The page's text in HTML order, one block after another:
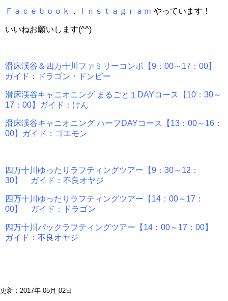
Ｆａｃｅｂｏｏｋ ， Ｉｎｓｔａｇｒａｍ やっています！
いいねお願いします(^^)
滑床渓谷＆四万十川ファミリーコンボ【9：00～17：00】
ガイド：ドラゴン・ドンピー
滑床渓谷キャニオニング まるごと１DAYコース【10：30～
17：00】ガイド：けん
滑床渓谷キャニオニング ハーフDAYコース【13：00～16：
00】ガイド：ゴエモン
四万十川ゆったりラフティングツアー【9：30～12：
30】 ガイド：不良オヤジ
四万十川ゆったりラフティングツアー【14：00～17：
00】 ガイド：ドラゴン
四万十川パックラフティングツアー【14：00～17：00】
ガイド：不良オヤジ
更新：2017年 05月 02日